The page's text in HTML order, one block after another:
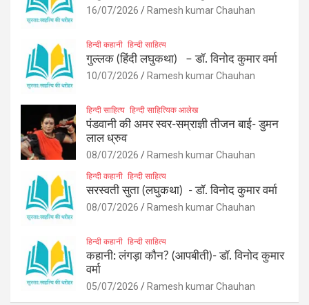
16/07/2026 Ramesh kumar Chauhan
हिन्दी कहानी हिन्दी साहित्य
गुल्लक (हिंदी लघुकथा) – डॉ. विनोद कुमार वर्मा
10/07/2026 Ramesh kumar Chauhan
हिन्दी साहित्य हिन्दी साहित्यिक आलेख
पंडवानी की अमर स्वर-सम्राज्ञी तीजन बाई- डुमन
लाल ध्रुव
08/07/2026 Ramesh kumar Chauhan
हिन्दी कहानी हिन्दी साहित्य
सरस्वती सुता (लघुकथा) ​- डॉ. विनोद कुमार वर्मा
08/07/2026 Ramesh kumar Chauhan
हिन्दी कहानी हिन्दी साहित्य
कहानी: लंगड़ा कौन? (आपबीती)​- डॉ. विनोद कुमार
वर्मा
05/07/2026 Ramesh kumar Chauhan